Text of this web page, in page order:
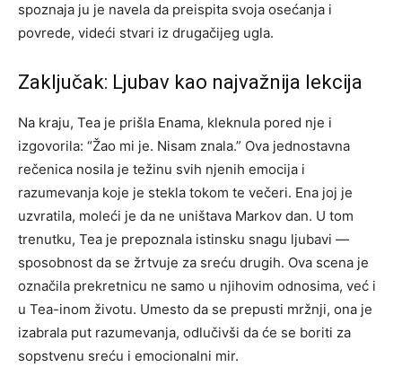
spoznaja ju je navela da preispita svoja osećanja i
povrede, videći stvari iz drugačijeg ugla.
Zaključak: Ljubav kao najvažnija lekcija
Na kraju, Tea je prišla Enama, kleknula pored nje i
izgovorila: “Žao mi je. Nisam znala.” Ova jednostavna
rečenica nosila je težinu svih njenih emocija i
razumevanja koje je stekla tokom te večeri. Ena joj je
uzvratila, moleći je da ne uništava Markov dan. U tom
trenutku, Tea je prepoznala istinsku snagu ljubavi —
sposobnost da se žrtvuje za sreću drugih. Ova scena je
označila prekretnicu ne samo u njihovim odnosima, već i
u Tea-inom životu. Umesto da se prepusti mržnji, ona je
izabrala put razumevanja, odlučivši da će se boriti za
sopstvenu sreću i emocionalni mir.